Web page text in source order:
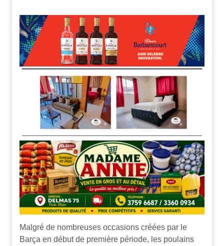
Malgré de nombreuses occasions créées par le
Barça en début de première période, les poulains